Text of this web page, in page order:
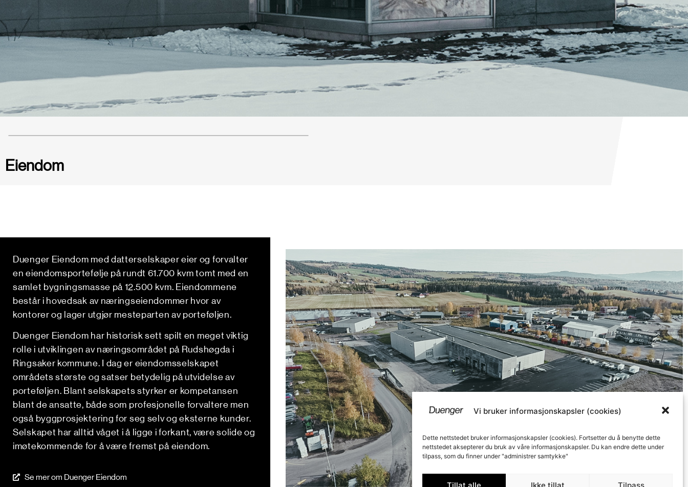
Vi bruker informasjonskapsler (cookies)
Dette nettstedet bruker informasjonskapsler (cookies). Fortsetter du å benytte dette
nettstedet aksepterer du bruk av våre informasjonskapsler. Du kan endre dette under
tilpass, som du finner under "administrer samtykke"
Tillat alle Ikke tillat Tilpass
Eiendom
Duenger Eiendom med datterselskaper eier og forvalter
en eiendomsportefølje på rundt 61.700 kvm tomt med en
samlet bygningsmasse på 12.500 kvm. Eiendommene
består i hovedsak av næringseiendommer hvor av
kontorer og lager utgjør mesteparten av porteføljen.
Duenger Eiendom har historisk sett spilt en meget viktig
rolle i utviklingen av næringsområdet på Rudshøgda i
Ringsaker kommune. I dag er eiendomsselskapet
områdets største og satser betydelig på utvidelse av
porteføljen. Blant selskapets styrker er kompetansen
blant de ansatte, både som profesjonelle forvaltere men
også byggprosjektering for seg selv og eksterne kunder.
Selskapet har alltid våget i å ligge i forkant, være solide og
imøtekommende for å være fremst på eiendom.
Se mer om Duenger Eiendom